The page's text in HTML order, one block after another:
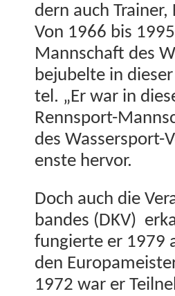
dern auch
Von 1966 bis
Mannschaft des
bejubelte in
tel. „Er war in
Rennsport-
des Wasser­sport-
en­ste hervor.
Doch auch die
ban­des (DKV)
fungierte er 1979
den
1972 war er